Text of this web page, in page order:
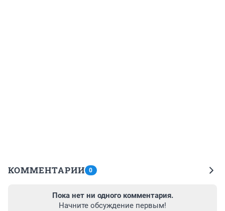
КОММЕНТАРИИ 0
Пока нет ни одного комментария.
Начните обсуждение первым!